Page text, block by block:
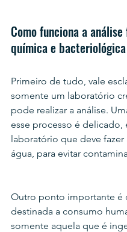
Como funciona a
química e bacteriológica
Primeiro de tudo, vale
somente um laboratório
pode realizar a análise.
esse processo é delicado,
laboratório que deve fazer
água, para evitar
Outro ponto importante é
destinada a consumo
somente aquela que é